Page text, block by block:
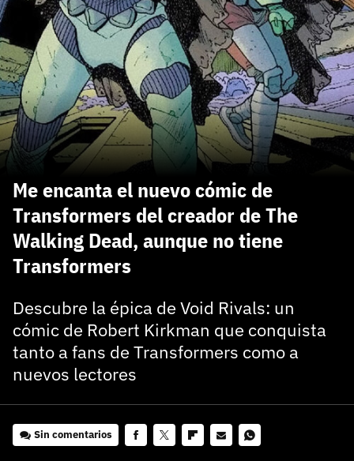
Me encanta el nuevo cómic de
Transformers del creador de The
Walking Dead, aunque no tiene
Transformers
Descubre la épica de Void Rivals: un
cómic de Robert Kirkman que conquista
tanto a fans de Transformers como a
nuevos lectores
Sin comentarios
¿Todavía no tienes cuenta?
Regístrate gratis
El inicio de sesión con Facebook ya no está
disponible, pero puedes seguir usando tu cuenta
de 3DJuegos:
Recupera tu acceso con Facebook
carácter inicial), pero no mayúsculas, espacios, tildes
o caracteres especiales.
He leído y acepto lapolitica de privacidad y
de participación
Registrarse en 3DJuegos
Entra con Google
¿Ya tienes cuenta?
Entra en 3DJuegos